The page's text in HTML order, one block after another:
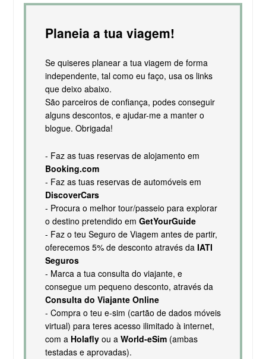
Planeia a tua viagem!
Se quiseres planear a tua viagem de forma
independente, tal como eu faço, usa os links
que deixo abaixo.
São parceiros de confiança, podes conseguir
alguns descontos, e ajudar-me a manter o
blogue. Obrigada!
- Faz as tuas reservas de alojamento em
Booking.com
- Faz as tuas reservas de automóveis em
DiscoverCars
- Procura o melhor tour/passeio para explorar
o destino pretendido em GetYourGuide
- Faz o teu Seguro de Viagem antes de partir,
oferecemos 5% de desconto através da IATI
Seguros
- Marca a tua consulta do viajante, e
consegue um pequeno desconto, através da
Consulta do Viajante Online
- Compra o teu e-sim (cartão de dados móveis
virtual) para teres acesso ilimitado à internet,
com a Holaflyou a World-eSim(ambas
testadas e aprovadas).